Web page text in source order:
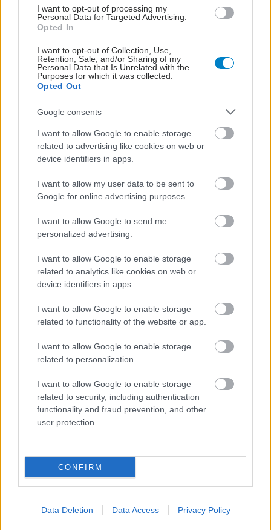
I want to opt-out of processing my
Personal Data for Targeted Advertising.
Opted In
I want to opt-out of Collection, Use,
Retention, Sale, and/or Sharing of my
Personal Data that Is Unrelated with the
Purposes for which it was collected.
Opted Out
Google consents
I want to allow Google to enable storage
related to advertising like cookies on web or
device identifiers in apps.
I want to allow my user data to be sent to
Google for online advertising purposes.
I want to allow Google to send me
personalized advertising.
I want to allow Google to enable storage
related to analytics like cookies on web or
device identifiers in apps.
I want to allow Google to enable storage
related to functionality of the website or app.
I want to allow Google to enable storage
related to personalization.
I want to allow Google to enable storage
related to security, including authentication
functionality and fraud prevention, and other
user protection.
CONFIRM
Data Deletion Data Access Privacy Policy
ακόμη και κατά την
αρθροσκόπηση γόνατος
ΔΕΙΤΕ ΕΠΙΣΗΣ